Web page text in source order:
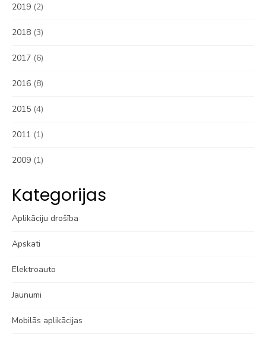
2019 (2)
2018 (3)
2017 (6)
2016 (8)
2015 (4)
2011 (1)
2009 (1)
Kategorijas
Aplikāciju drošība
Apskati
Elektroauto
Jaunumi
Mobilās aplikācijas